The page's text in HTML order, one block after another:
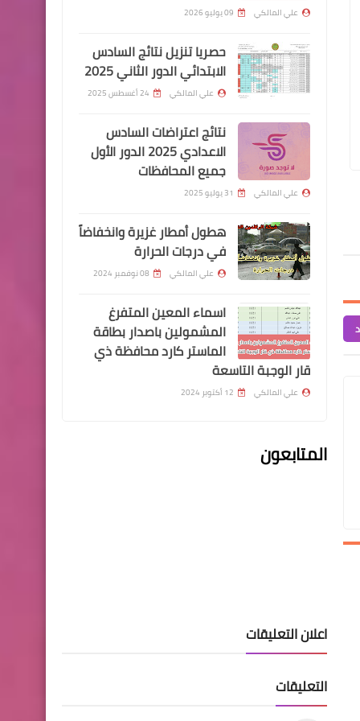
اسماء الرعاية الاجتماعية المشمولين
بتحديث البطاقة الوطنية (الموحدة)
الاجتماعية 2024 -2025
الطحين
اخبار العامة
اسعار صرف الدولار في بورصة
الكفاح
وزارة العمل هيئة ذوي الاعاقة
تصدر قرارت جديدة
قطع الاراضي
اسعار صرف الدولار في بورصة
علي المالكي 09 يوليو 2026
حصريا تنزيل نتائج السادس
الابتدائي الدور الثاني 2025
علي المالكي 24 أغسطس 2025
نتائج اعتراضات السادس
الاعدادي 2025 الدور الأول
جميع المحافظات
علي المالكي 31 يوليو 2025
هطول أمطار غزيرة وانخفاضاً
في درجات الحرارة
علي المالكي 08 نوفمبر 2024
اسماء المعين المتفرغ
المشمولين باصدار بطاقة
الماستر كارد محافظة ذي
قار الوجبة التاسعة
علي المالكي 12 أكتوبر 2024
المتابعون
اعلان التعليقات
التعليقات